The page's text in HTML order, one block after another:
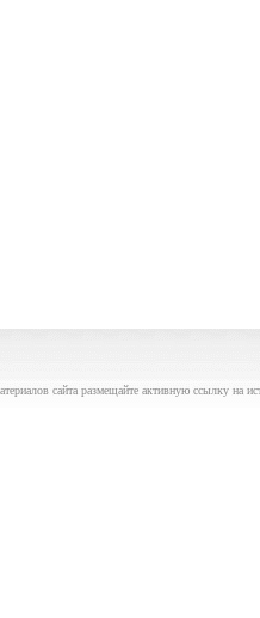
сайта размещайте активную ссылку на